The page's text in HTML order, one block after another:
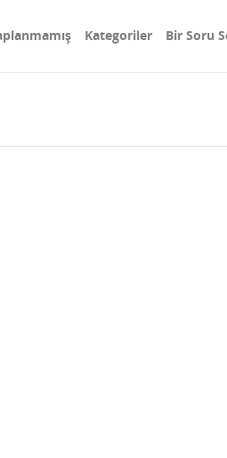
Kategoriler Bir Soru